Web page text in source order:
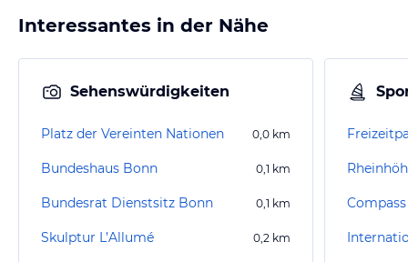
Interessantes in der Nähe
Sehenswürdigkeiten
Platz der Vereinten Nationen 0,0 km
Bundeshaus Bonn 0,1 km
Bundesrat Dienstsitz Bonn 0,1 km
Skulptur L’Allumé 0,2 km